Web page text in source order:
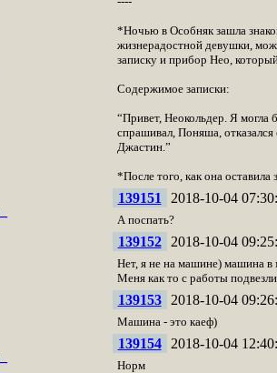
*Ночью в Особняк зашла
жизнерадостной девушки,
записку и прибор Нео,
Содержимое записки:
“Привет, Неокольдер. Я могла
спрашивал, Поняша, отказался
Джастин.”
*После того, как она
139151 2018-10-04
А поспать?
139152 2018-10-04
Нет, я не на машине) машина в
Меня как то с работы
139153 2018-10-04
Машина - это каеф)
139154 2018-10-04
Норм